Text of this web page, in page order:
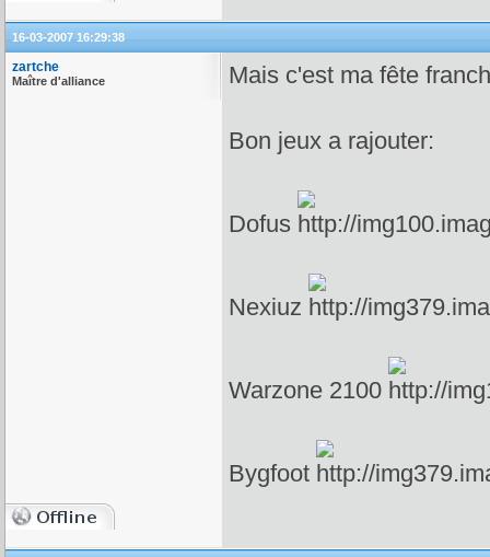
16-03-2007 16:29:38
zartche
Maître d'alliance Mais c'est ma fête
Bon jeux a rajouter:
Dofus
Nexiuz
Warzone 2100
Bygfoot